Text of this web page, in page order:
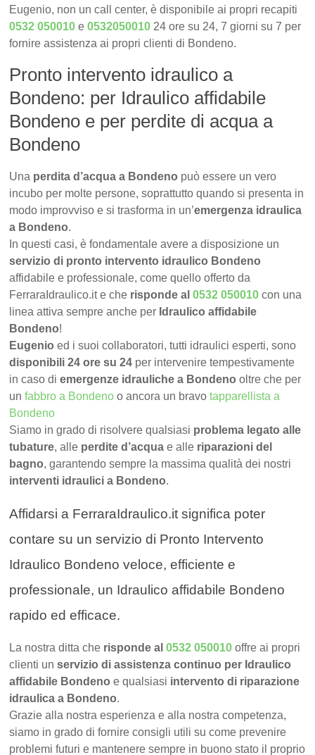
Eugenio, non un call center, è disponibile ai propri recapiti
0532 050010 e0532050010 24 ore su 24, 7 giorni su 7 per
fornire assistenza ai propri clienti di Bondeno.
Pronto intervento idraulico a
Bondeno: per Idraulico affidabile
Bondeno e per perdite di acqua a
Bondeno
Una perdita d’acqua a Bondeno può essere un vero
incubo per molte persone, soprattutto quando si presenta in
modo improvviso e si trasforma in un’emergenza idraulica
a Bondeno.
In questi casi, è fondamentale avere a disposizione un
servizio di pronto intervento idraulico Bondeno
affidabile e professionale, come quello offerto da
FerraraIdraulico.it e che risponde al0532 050010 con una
linea attiva sempre anche per Idraulico affidabile
Bondeno!
Eugenio ed i suoi collaboratori, tutti idraulici esperti, sono
disponibili 24 ore su 24 per intervenire tempestivamente
in caso diemergenze idrauliche a Bondenooltre che per
unfabbro a Bondeno o ancora un bravotapparellista a
Bondeno
Siamo in grado di risolvere qualsiasi problema legato alle
tubature, alle perdite d’acqua e alle riparazioni del
bagno, garantendo sempre la massima qualità dei nostri
interventi idraulici a Bondeno.
Affidarsi a FerraraIdraulico.it significa poter
contare su un servizio di Pronto Intervento
Idraulico Bondeno veloce, efficiente e
professionale, un Idraulico affidabile Bondeno
rapido ed efficace.
La nostra ditta che risponde al0532 050010 offre ai propri
clienti unservizio di assistenza continuo per Idraulico
affidabile Bondeno e qualsiasi intervento di riparazione
idraulica a Bondeno.
Grazie alla nostra esperienza e alla nostra competenza,
siamo in grado di fornire consigli utili su come prevenire
problemi futuri e mantenere sempre in buono stato il proprio